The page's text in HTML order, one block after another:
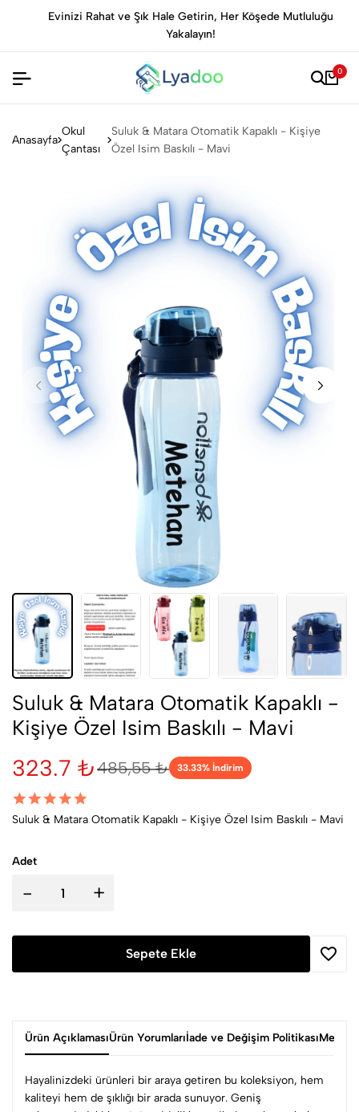
Evinizi Rahat ve Şık Hale Getirin, Her Köşede Mutluluğu
Yakalayın!
0
Anasayfa
Okul
Çantası
Suluk & Matara Otomatik Kapaklı - Kişiye
Özel Isim Baskılı - Mavi
Suluk & Matara Otomatik Kapaklı -
Kişiye Özel Isim Baskılı - Mavi
323.7 ₺485,55 ₺ 33.33% İndirim
Suluk & Matara Otomatik Kapaklı - Kişiye Özel Isim Baskılı - Mavi
Adet
- +
Sepete Ekle
Ürün AçıklamasıÜrün Yorumlarıİade ve Değişim Politikası
Hayalinizdeki ürünleri bir araya getiren bu koleksiyon, hem
kaliteyi hem de şıklığı bir arada sunuyor. Geniş